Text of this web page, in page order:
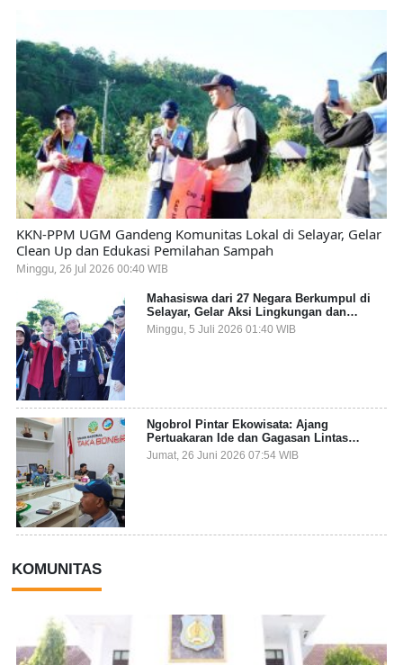
KKN-PPM UGM Gandeng Komunitas Lokal di Selayar, Gelar
Clean Up dan Edukasi Pemilahan Sampah
Minggu, 26 Jul 2026 00:40 WIB
Mahasiswa dari 27 Negara Berkumpul di
Selayar, Gelar Aksi Lingkungan dan
Dalami Kearifan Lokal Bumi Tanadoang
Minggu, 5 Juli 2026 01:40 WIB
Ngobrol Pintar Ekowisata: Ajang
Pertuakaran Ide dan Gagasan Lintas
Sektor
Jumat, 26 Juni 2026 07:54 WIB
KOMUNITAS